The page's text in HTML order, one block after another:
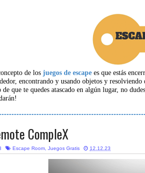
de losjuegos de escape es que estás
encontrando y usando objetos y
de que te quedes atascado en algún lugar, no
CompleX
Escape Room Juegos Gratis 12.12.23